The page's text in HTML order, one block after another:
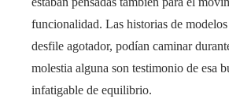
funcionalidad. Las historias de
desfile agotador, podían caminar
molestia alguna son testimonio de esa
infatigable de equilibrio.